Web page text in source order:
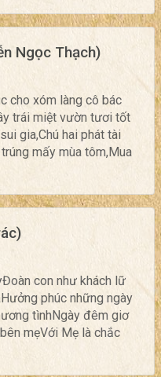
Ngọc Thạch)
cho xóm làng cô bác
trái miệt vườn tươi tốt
gia,Chú hai phát tài
mấy mùa tôm,Mua
con như khách lữ
phúc những ngày
tìnhNgày đêm giơ
mẹVới Mẹ là chắc